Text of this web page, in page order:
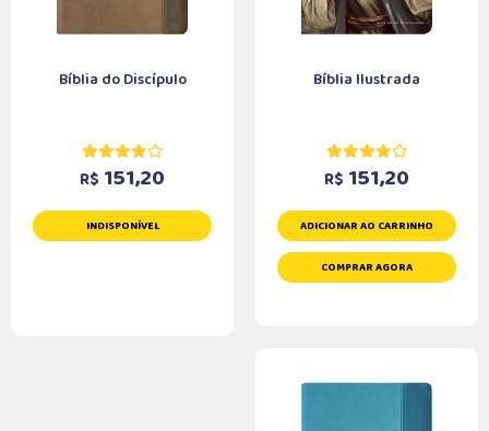
Bíblia do Discípulo
R$ 151,20
INDISPONÍVEL
Bíblia Ilustrada
R$ 151,20
ADICIONAR AO CARRINHO
COMPRAR AGORA